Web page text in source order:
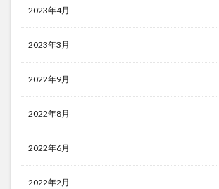
2023年4月
2023年3月
2022年9月
2022年8月
2022年6月
2022年2月